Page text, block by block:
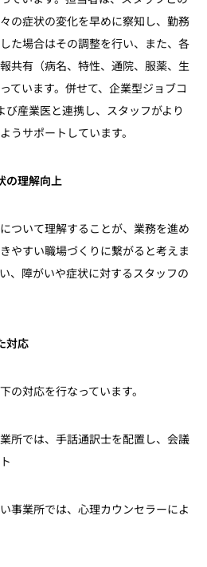
の症状の変化を早めに察知し、勤務
た場合はその調整を行い、また、各
共有（病名、特性、通院、服薬、生
ています。併せて、企業型ジョブコ
産業医と連携し、スタッフがより
うサポートしています。
の理解向上
ついて理解することが、業務を進め
やすい職場づくりに繋がると考えま
、障がいや症状に対するスタッフの
対応
の対応を行なっています。
所では、手話通訳士を配置し、会議
事業所では、心理カウンセラーによ